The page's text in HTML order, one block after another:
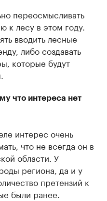
переосмысливать
к лесу в этом году.
вводить лесные
либо создавать
которые будут
что интереса нет
интерес очень
что не всегда он в
области. У
региона, да и у
претензий к
были ранее.